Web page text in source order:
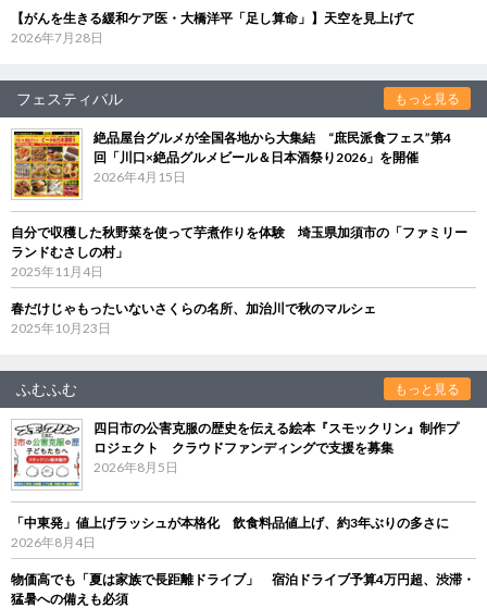
【がんを生きる緩和ケア医・大橋洋平「足し算命」】天空を見上げて
2026年7月28日
フェスティバル もっと見る
絶品屋台グルメが全国各地から大集結 “庶民派食フェス”第4
回「川口×絶品グルメビール＆日本酒祭り2026」を開催
2026年4月15日
自分で収穫した秋野菜を使って芋煮作りを体験 埼玉県加須市の「ファミリー
ランドむさしの村」
2025年11月4日
春だけじゃもったいないさくらの名所、加治川で秋のマルシェ
2025年10月23日
ふむふむ もっと見る
四日市の公害克服の歴史を伝える絵本『スモックリン』制作プ
ロジェクト クラウドファンディングで支援を募集
2026年8月5日
「中東発」値上げラッシュが本格化 飲食料品値上げ、約3年ぶりの多さに
2026年8月4日
物価高でも「夏は家族で長距離ドライブ」 宿泊ドライブ予算4万円超、渋滞・
猛暑への備えも必須